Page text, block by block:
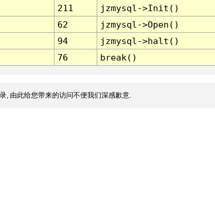
211
jzmysql->Init()
62
jzmysql->Open()
94
jzmysql->halt()
76 break()
, 由此给您带来的访问不便我们深感歉意.